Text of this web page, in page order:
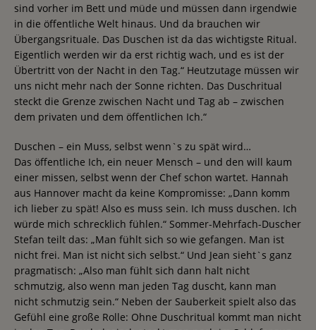
sind vorher im Bett und müde und müssen dann irgendwie
in die öffentliche Welt hinaus. Und da brauchen wir
Übergangsrituale. Das Duschen ist da das wichtigste Ritual.
Eigentlich werden wir da erst richtig wach, und es ist der
Übertritt von der Nacht in den Tag.“ Heutzutage müssen wir
uns nicht mehr nach der Sonne richten. Das Duschritual
steckt die Grenze zwischen Nacht und Tag ab – zwischen
dem privaten und dem öffentlichen Ich.“
Duschen – ein Muss, selbst wenn`s zu spät wird…
Das öffentliche Ich, ein neuer Mensch – und den will kaum
einer missen, selbst wenn der Chef schon wartet. Hannah
aus Hannover macht da keine Kompromisse: „Dann komm
ich lieber zu spät! Also es muss sein. Ich muss duschen. Ich
würde mich schrecklich fühlen.“ Sommer-Mehrfach-Duscher
Stefan teilt das: „Man fühlt sich so wie gefangen. Man ist
nicht frei. Man ist nicht sich selbst.“ Und Jean sieht`s ganz
pragmatisch: „Also man fühlt sich dann halt nicht
schmutzig, also wenn man jeden Tag duscht, kann man
nicht schmutzig sein.“ Neben der Sauberkeit spielt also das
Gefühl eine große Rolle: Ohne Duschritual kommt man nicht